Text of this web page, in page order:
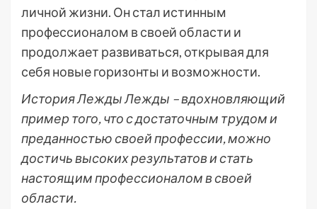
личной жизни. Он стал истинным
профессионалом в своей области и
продолжает развиваться, открывая для
себя новые горизонты и возможности.
История Лежды Лежды – вдохновляющий
пример того, что с достаточным трудом и
преданностью своей профессии, можно
достичь высоких результатов и стать
настоящим профессионалом в своей
области.